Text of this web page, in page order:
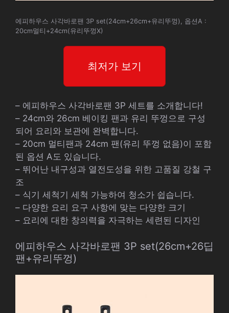
에피하우스 사각바로팬 3P set(24cm+26cm+유리뚜껑), 옵션A :
20cm멀티+24cm(유리뚜껑X)
최저가 보기
– 에피하우스 사각바로팬 3P 세트를 소개합니다!
– 24cm와 26cm 베이킹 팬과 유리 뚜껑으로 구성
되어 요리와 보관에 완벽합니다.
– 20cm 멀티팬과 24cm 팬(유리 뚜껑 없음)이 포함
된 옵션 A도 있습니다.
– 뛰어난 내구성과 열전도성을 위한 고품질 강철 구
조
– 식기 세척기 세척 가능하여 청소가 쉽습니다.
– 다양한 요리 요구 사항에 맞는 다양한 크기
– 요리에 대한 창의력을 자극하는 세련된 디자인
에피하우스 사각바로팬 3P set(26cm+26딥
팬+유리뚜껑)